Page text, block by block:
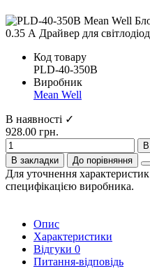
Код товару
PLD-40-350B
Виробник
Mean Well
В наявності ✓
928.00 грн.
В закладки
До порівняння
Для уточнення
специфікацією виробника.
Опис
Характеристики
Відгуки 0
Питання-відповідь